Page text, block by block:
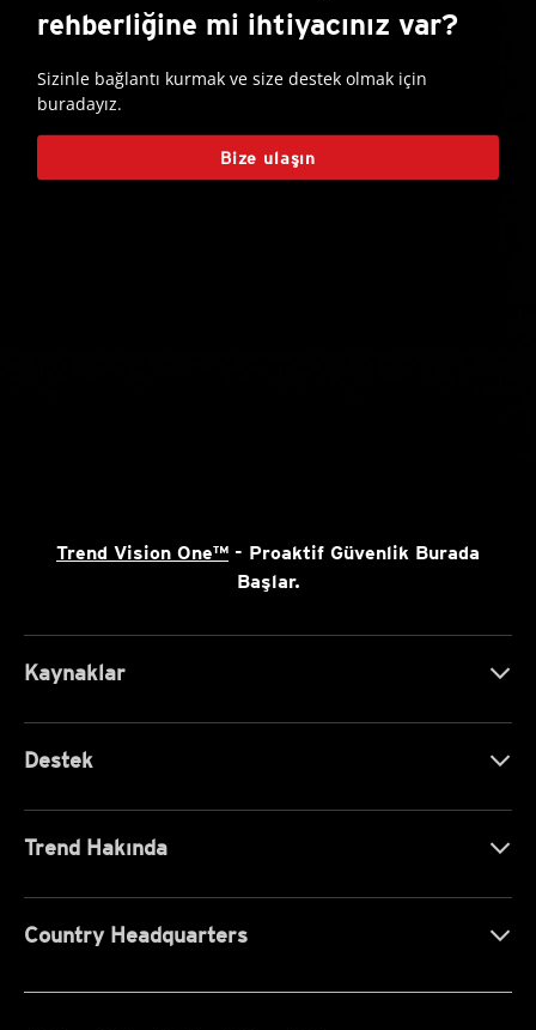
rehberliğine mi ihtiyacınız var?
Sizinle bağlantı kurmak ve size destek olmak için
buradayız.
Bize ulaşın
Trend Vision One™ - Proaktif Güvenlik Burada
Başlar.
Kaynaklar
Destek
Trend Hakında
Country Headquarters